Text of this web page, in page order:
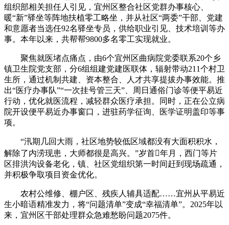
组织部相关担任人引见，宜州区整合社区党群办事核心、
暖“新”驿坐等阵地扶植零工略坐，并从社区“两委”干部、党建
和意愿者当选任92名驿坐专员，供给职业引见、技术培训等办
事。本年以来，共帮帮9800多名零工实现就业。
聚焦就医堵点痛点，由6个宜州区曲病院党委联系20个乡
镇卫生院党支部，分6组组建党建医联体，辐射带动211个村卫
生所，通过机制共建、资本整合、人才共享提拔办事效能。推
出“医疗办事队”“一次挂号管三天”、周日通俗门诊等便平易近
行动，优化就医流程，减轻群众医疗承担。同时，正在公立病
院开设便平易近办事窗口，进驻药学征询、医学证明盖印等事
项。
“汛期几回大雨，社区地势较低区域都没有大面积积水，
解除了内涝现患，大师都很是高兴。”岁首年月，西门等片
区排洪沟设备老化，镇、社区党组织第一时间赶到现场疏通，
并积极争取项目资金优化。
农村公维修、棚户区、残疾人辅具适配……宜州从平易近
生小暗语精准发力，将“问题清单”变成“幸福清单”。2025年以
来，宜州区干部处理群众急难愁盼问题2075件。